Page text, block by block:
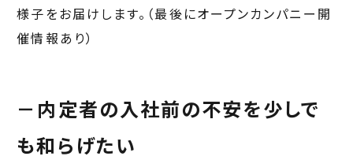
様子をお届けします。（最後にオープンカンパニー開
催情報あり）
－ 内定者の入社前の不安を少しで
も和らげたい